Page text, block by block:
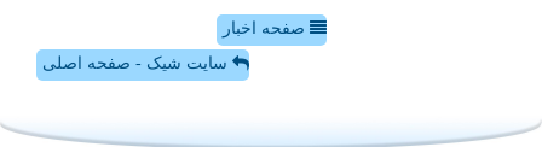
صفحه اخبار
سایت شیک - صفحه اصلی